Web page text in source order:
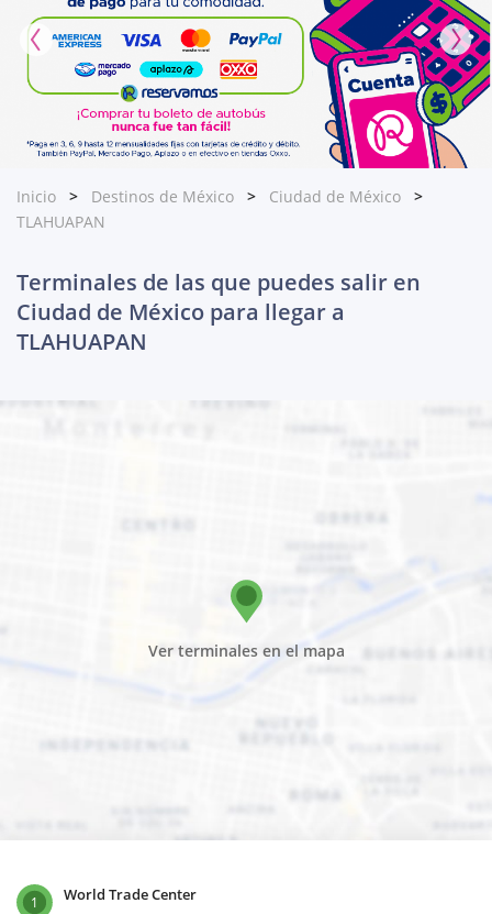
Inicio Destinos de México
Ciudad de México
TLAHUAPAN
Terminales de las que puedes salir en
Ciudad de México para llegar a
TLAHUAPAN
Ver terminales en el mapa
1 World Trade Center